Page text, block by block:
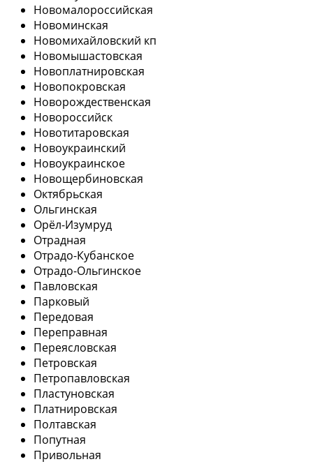
Новомалороссийская
Новоминская
Новомихайловский кп
Новомышастовская
Новоплатнировская
Новопокровская
Новорождественская
Новороссийск
Новотитаровская
Новоукраинский
Новоукраинское
Новощербиновская
Октябрьская
Ольгинская
Орёл-Изумруд
Отрадная
Отрадо-Кубанское
Отрадо-Ольгинское
Павловская
Парковый
Передовая
Переправная
Переясловская
Петровская
Петропавловская
Пластуновская
Платнировская
Полтавская
Попутная
Привольная